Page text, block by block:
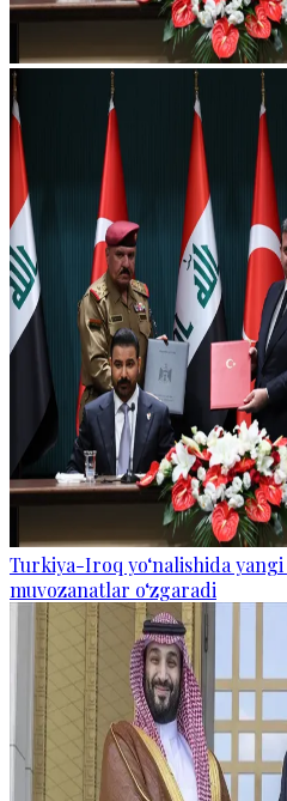
Turkiya-Iroq yo‘nalishida
muvozanatlar o‘zgaradi